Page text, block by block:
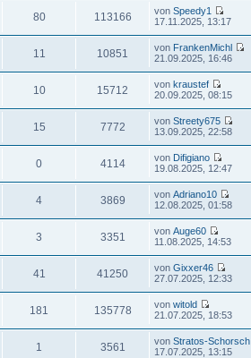
80 113166 vonSpeedy1
17.11.2025, 13:17
11 10851 von FrankenMichl
21.09.2025, 16:46
10 15712 vonkraustef
20.09.2025, 08:15
15 7772 vonStreety675
13.09.2025, 22:58
0 4114 von Difigiano
19.08.2025, 12:47
4 3869 vonAdriano10
12.08.2025, 01:58
3 3351 vonAuge60
11.08.2025, 14:53
41 41250 vonGixxer46
27.07.2025, 12:33
181 135778 vonwitold
21.07.2025, 18:53
1 3561 vonStratos-Schorsch
17.07.2025, 13:15